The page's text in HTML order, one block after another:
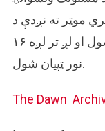
موټر ته نږدې د
چاودنې له امله درې پولیس ووژل شول او لږ تر لږه ۱۶
نور ټپیان شول.
The Dawn